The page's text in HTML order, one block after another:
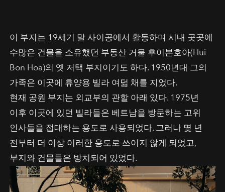
이 부지는 19세기 말 사이공에서 활동하며 시내 곳곳에
수많은 건물을 소유했던 부동산 거물 후이본호아(Hui
Bon Hoa)의 옛 저택 부지이기도 하다. 1950년대 그의
가족은 이곳에 휴양용 빌라 여덟 채를 지었다.
현재 공원 부지는 외교부의 관할 아래 있다. 1975년
이후 이곳에 있던 빌라들은 베트남을 방문하는 고위
인사들을 접대하는 용도로 사용되었다. 그러나 몇 년
전부터 더 이상 이러한 용도로 쓰이지 않게 되었고,
부지와 건물들은 방치되어 있었다.